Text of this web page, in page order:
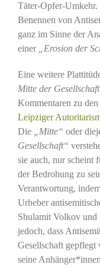
Täter-Opfer-Umkehr.
Benennen von
ganz im Sinne der
einer
„Erosion der
Eine weitere
Mitte der
Kommentaren zu den
Leipziger
Die
„Mitte“ oder
Gesellschaft“
sie auch, nur scheint
der Bedrohung zu
Verantwortung,
Urheber
Shulamit Volkov und
jedoch, dass
Gesellschaft gepflegt
seine